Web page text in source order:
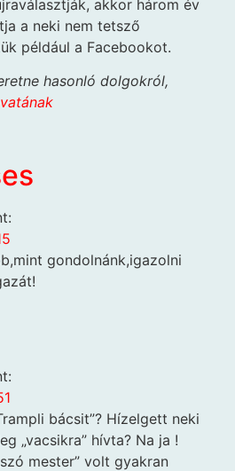
akkor három év
a neki nem tetsző
például a Facebookot.
hasonló dolgokról,
gondolnánk,igazolni
bácsit”? Hízelgett neki
„vacsikra” hívta? Na ja !
mester” volt gyakran